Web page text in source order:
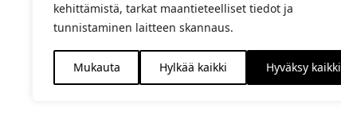
kehittämistä, tarkat maantieteelliset tiedot ja
tunnistaminen laitteen skannaus.
Mukauta Hylkää kaikki Hyväksy kaikki